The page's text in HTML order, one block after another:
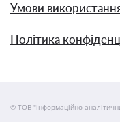
Умови
Політика
© ТОВ "інформаційно-